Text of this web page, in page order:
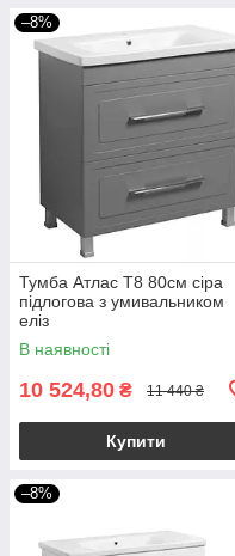
–8%
Тумба Атлас Т8 80см сіра
підлогова з умивальником
еліз
В наявності
10 524,80 ₴ 11 440 ₴
Купити
–8%